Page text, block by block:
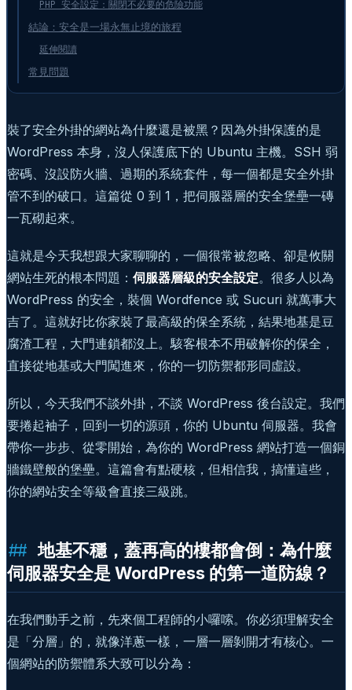
PHP 安全設定：關閉不必要的危險功能
結論：安全是一場永無止境的旅程
延伸閱讀
常見問題
裝了安全外掛的網站為什麼還是被黑？因為外掛保護的是
WordPress 本身，沒人保護底下的 Ubuntu 主機。SSH 弱
密碼、沒設防火牆、過期的系統套件，每一個都是安全外掛
管不到的破口。這篇從 0 到 1，把伺服器層的安全堡壘一磚
一瓦砌起來。
這就是今天我想跟大家聊聊的，一個很常被忽略、卻是攸關
網站生死的根本問題： 伺服器層級的安全設定。很多人以為
WordPress 的安全，裝個 Wordfence 或 Sucuri 就萬事大
吉了。這就好比你家裝了最高級的保全系統，結果地基是豆
腐渣工程，大門連鎖都沒上。駭客根本不用破解你的保全，
直接從地基或大門闖進來，你的一切防禦都形同虛設。
所以，今天我們不談外掛，不談 WordPress 後台設定。我們
要捲起袖子，回到一切的源頭，你的 Ubuntu 伺服器。我會
帶你一步步、從零開始，為你的 WordPress 網站打造一個銅
牆鐵壁般的堡壘。這篇會有點硬核，但相信我，搞懂這些，
你的網站安全等級會直接三級跳。
地基不穩，蓋再高的樓都會倒：為什麼
伺服器安全是 WordPress 的第一道防線？
在我們動手之前，先來個工程師的小囉嗦。你必須理解安全
是「分層」的，就像洋蔥一樣，一層一層剝開才有核心。一
個網站的防禦體系大致可以分為：